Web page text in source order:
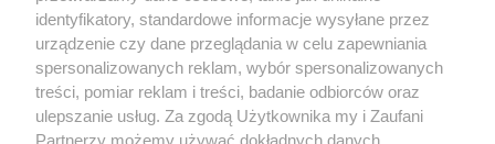
identyfikatory, standardowe informacje wysyłane przez
urządzenie czy dane przeglądania w celu zapewniania
spersonalizowanych reklam, wybór spersonalizowanych
treści, pomiar reklam i treści, badanie odbiorców oraz
ulepszanie usług. Za zgodą Użytkownika my i Zaufani
Partnerzy możemy używać dokładnych danych